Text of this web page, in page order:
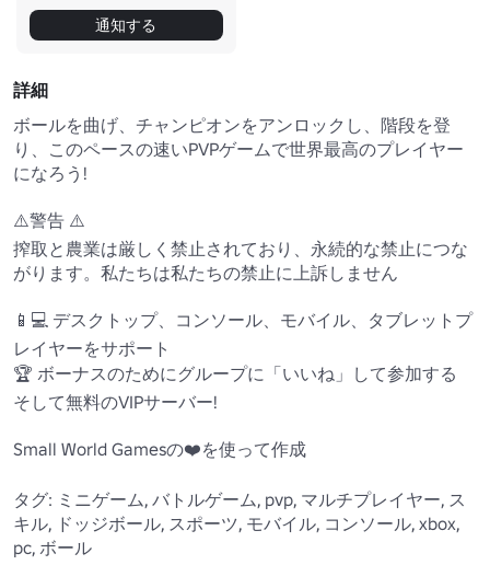
通知する
詳細
ボールを曲げ、チャンピオンをアンロックし、階段を登
り、このペースの速いPVPゲームで世界最高のプレイヤー
になろう!
⚠️警告 ⚠️
搾取と農業は厳しく禁止されており、永続的な禁止につな
がります。私たちは私たちの禁止に上訴しません
📱💻 デスクトップ、コンソール、モバイル、タブレットプ
レイヤーをサポート
🏆 ボーナスのためにグループに「いいね」して参加する
そして無料のVIPサーバー!
Small World Gamesの❤️を使って作成
タグ: ミニゲーム, バトルゲーム, pvp, マルチプレイヤー, ス
キル, ドッジボール, スポーツ, モバイル, コンソール, xbox,
pc, ボール